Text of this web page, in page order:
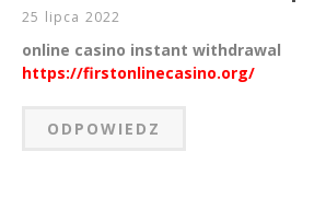
25 lipca 2022
online casino instant withdrawal
https://firstonlinecasino.org/
ODPOWIEDZ